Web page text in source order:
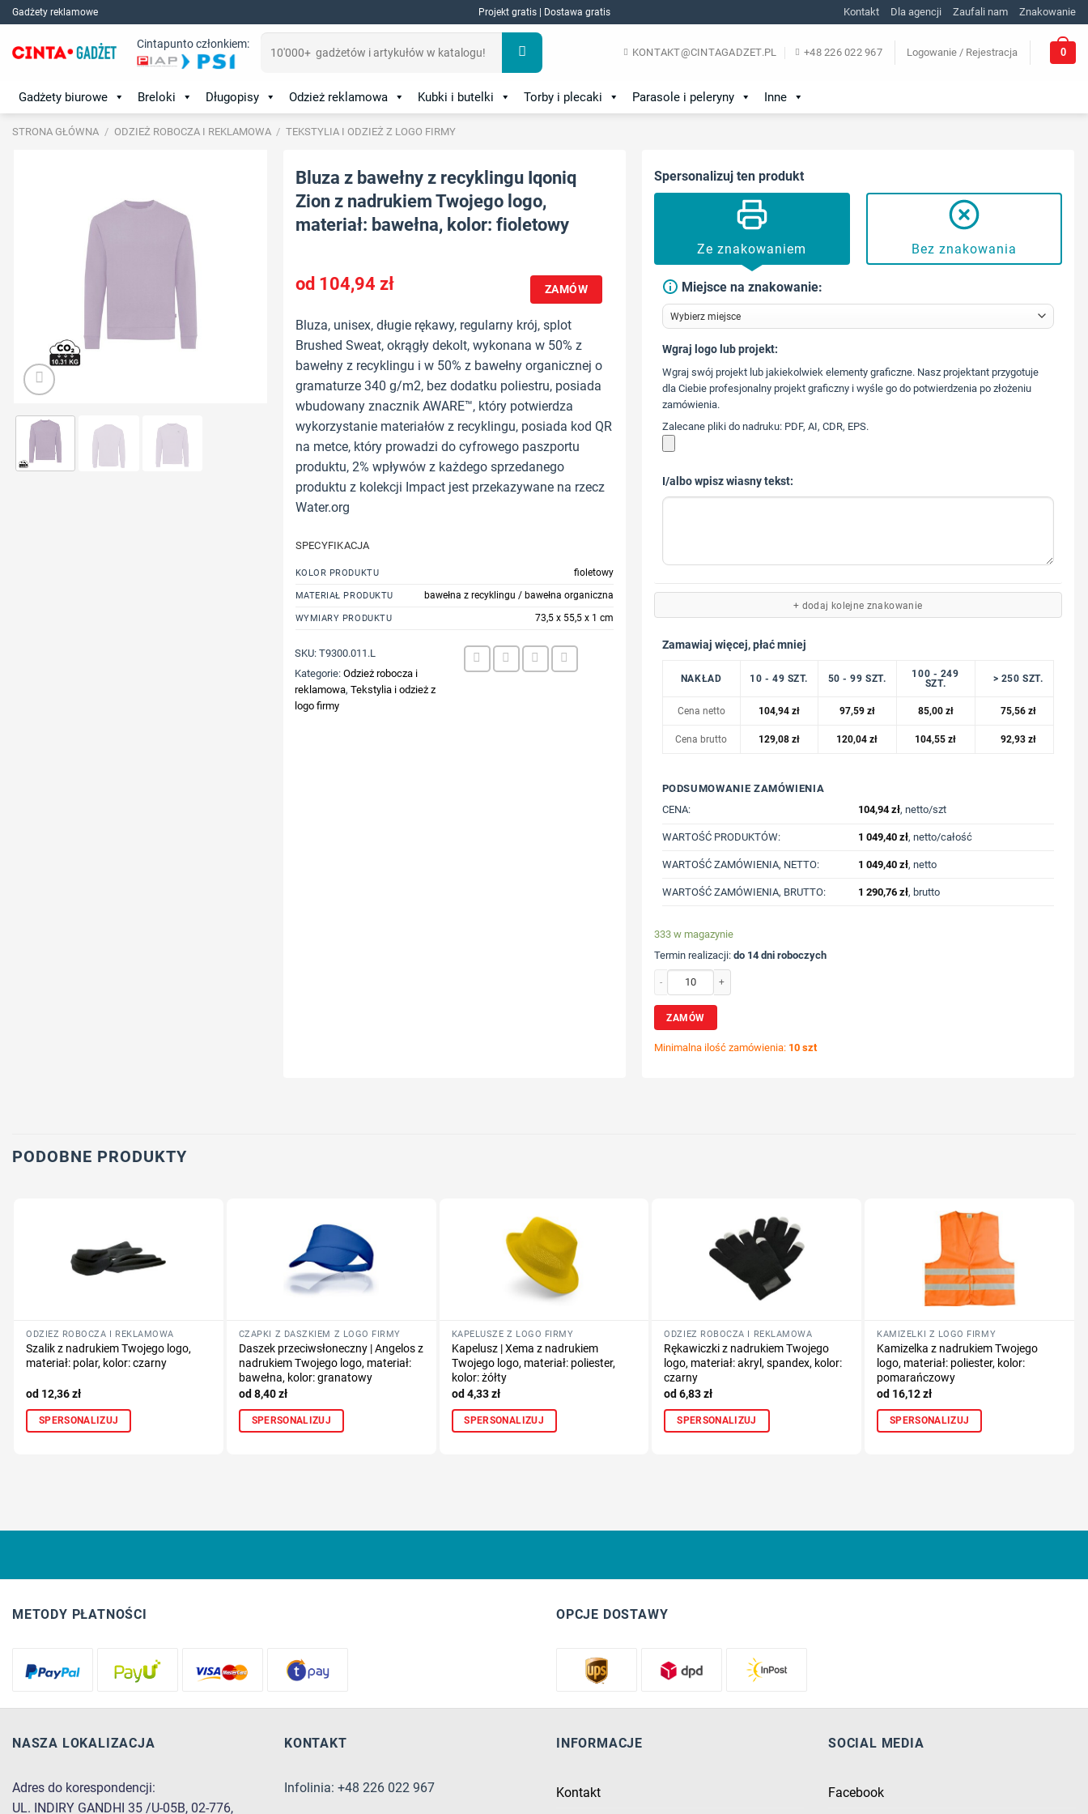
Skip
to
content
Gadżety reklamowe Projekt gratis | Dostawa gratis Kontakt Dla agencji Zaufali nam Znakowanie
Cintapunto członkiem:
KONTAKT@CINTAGADZET.PL +48 226 022 967 Logowanie / Rejestracja 0
Gadżety biurowe Breloki Długopisy Odzież reklamowa Kubki i butelki Torby i plecaki Parasole i peleryny Inne
STRONA GŁÓWNA / ODZIEŻ ROBOCZA I REKLAMOWA / TEKSTYLIA I ODZIEŻ Z LOGO FIRMY
Bluza z bawełny z recyklingu Iqoniq
Zion z nadrukiem Twojego logo,
materiał: bawełna, kolor: fioletowy
104,94 zł ZAMÓW
Bluza, unisex, długie rękawy, regularny krój, splot
Brushed Sweat, okrągły dekolt, wykonana w 50% z
bawełny z recyklingu i w 50% z bawełny organicznej o
gramaturze 340 g/m2, bez dodatku poliestru, posiada
wbudowany znacznik AWARE™, który potwierdza
wykorzystanie materiałów z recyklingu, posiada kod QR
na metce, który prowadzi do cyfrowego paszportu
produktu, 2% wpływów z każdego sprzedanego
produktu z kolekcji Impact jest przekazywane na rzecz
Water.org
SPECYFIKACJA
KOLOR PRODUKTU fioletowy
MATERIAŁ PRODUKTU bawełna z recyklingu / bawełna organiczna
WYMIARY PRODUKTU 73,5 x 55,5 x 1 cm
SKU:T9300.011.L
Kategorie:Odzież robocza i
reklamowa,Tekstylia i odzież z
logo firmy
Spersonalizuj ten produkt
Ze znakowaniem Bez znakowania
Miejsce na znakowanie:
573 568 217
Wgraj logo lub projekt:
Wgraj swój projekt lub jakiekolwiek elementy graficzne. Nasz projektant przygotuje
dla Ciebie profesjonalny projekt graficzny i wyśle go do potwierdzenia po złożeniu
zamówienia.
Zalecane pliki do nadruku: PDF, AI, CDR, EPS.
I/albo wpisz wiasny tekst:
+ dodaj kolejne znakowanie
Zamawiaj więcej, płać mniej
NAKŁAD 10 - 49 SZT. 50 - 99 SZT.
100 - 249
SZT.
> 250 SZT.
Cena netto 104,94 zł 97,59 zł 85,00 zł 75,56 zł
Cena brutto 129,08 zł 120,04zł 104,55zł 92,93 zł
PODSUMOWANIE ZAMÓWIENIA
CENA:
104,94zł, netto/szt
WARTOŚĆ PRODUKTÓW: 1 049,40 zł, netto/całość
WARTOŚĆ ZAMÓWIENIA, NETTO: 1 049,40 zł, netto
WARTOŚĆ ZAMÓWIENIA, BRUTTO: 1 290,76 zł, brutto
333 w magazynie
Termin realizacji: do 14 dni roboczych
ilość Bluza z bawełny z recyklingu Iqoniq Zion z nadrukiem Twojego logo, materiał: bawełna, kolor:
ZAMÓW
Minimalna ilość zamówienia: 10 szt
PODOBNE PRODUKTY
ODZIEŻ ROBOCZA I REKLAMOWA
Szalik z nadrukiem Twojego logo,
materiał: polar, kolor: czarny
12,36zł
SPERSONALIZUJ
CZAPKI Z DASZKIEM Z LOGO FIRMY
Daszek przeciwsłoneczny | Angelos z
nadrukiem Twojego logo, materiał:
bawełna, kolor: granatowy
8,40zł
SPERSONALIZUJ
KAPELUSZE Z LOGO FIRMY
Kapelusz | Xema z nadrukiem
Twojego logo, materiał: poliester,
kolor: żółty
4,33zł
SPERSONALIZUJ
ODZIEŻ ROBOCZA I REKLAMOWA
Rękawiczki z nadrukiem Twojego
logo, materiał: akryl, spandex, kolor:
czarny
6,83zł
SPERSONALIZUJ
KAMIZELKI Z LOGO FIRMY
Kamizelka z nadrukiem Twojego
logo, materiał: poliester, kolor:
pomarańczowy
16,12zł
SPERSONALIZUJ
METODY PŁATNOŚCI OPCJE DOSTAWY
NASZA LOKALIZACJA
Adres do korespondencji:
UL. INDIRY GANDHI 35 /U-05B, 02-776,
KONTAKT
Infolinia: +48 226 022 967
INFORMACJE
Kontakt
SOCIAL MEDIA
Facebook